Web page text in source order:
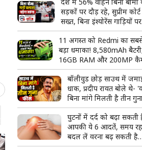
दी दस्तक
सड़कों पर दौड़ रहे, सुप्रीम कोर्ट
सख्त, बिना इंश्योरेंस गाड़ियों पर
कार्रवाई तेज करने के निर्देश
11 अगस्त को Redmi का
बड़ा धमाका! 8,580mAh
16GB RAM और 200MP
वाला फ्लैगशिप फोन होगा
बॉलीवुड छोड़ साउथ में
धाक, प्रदीप रावत बोले थे-
बिना मांगे मिलती है तीन
फीस'
घुटनों में दर्द को बढ़ा सकती
आपकी ये 6 आदतें, समय
बदल लें वरना बढ़ सकती है
परेशानी